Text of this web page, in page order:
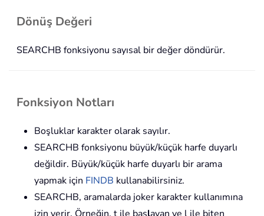
Dönüş Değeri
SEARCHB fonksiyonu sayısal bir değer döndürür.
Fonksiyon Notları
Boşluklar karakter olarak sayılır.
SEARCHB fonksiyonu büyük/küçük harfe duyarlı
değildir. Büyük/küçük harfe duyarlı bir arama
yapmak için FINDB kullanabilirsiniz.
SEARCHB, aramalarda joker karakter kullanımına